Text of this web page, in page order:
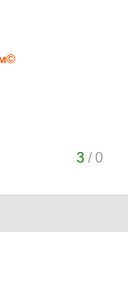
3/0